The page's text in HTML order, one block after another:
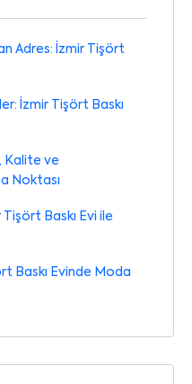
Adres: İzmir Tişört
İzmir Tişört Baskı
Kalite ve
Noktası
Baskı Evi ile
Baskı Evinde Moda